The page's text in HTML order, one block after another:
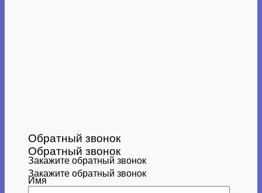
Обратный звонок
Закажите обратный звонок
Имя
Обратный звонок
Закажите обратный звонок